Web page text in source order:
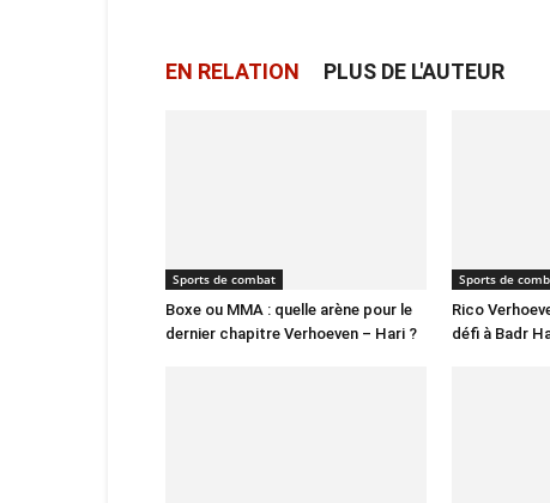
EN RELATION PLUS DE L'AUTEUR
Sports de combat
Boxe ou MMA : quelle arène pour le
dernier chapitre Verhoeven – Hari ?
Sports de
Rico
défi à Badr